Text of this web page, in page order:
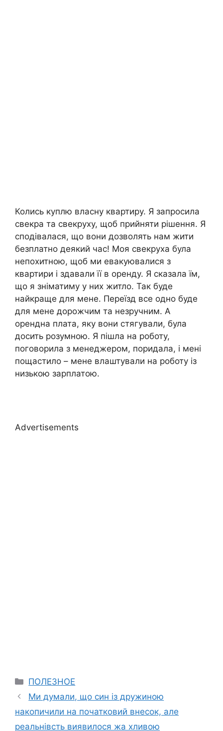
Колись куплю власну квартиру. Я запросила
свекра та свекруху, щоб прийняти рішення. Я
сподівалася, що вони дозволять нам жити
безплатно деякий час! Моя свекруха була
непохитною, щоб ми евакуювалися з
квартири і здавали її в оренду. Я сказала їм,
що я зніматиму у них житло. Так буде
найкраще для мене. Переїзд все одно буде
для мене дорожчим та незручним. А
орендна плата, яку вони стягували, була
досить розумною. Я пішла на роботу,
поговорила з менеджером, поридала, і мені
пощастило – мене влаштували на роботу із
низькою зарплатою.
Advertisements
Categories
ПОЛЕЗНОЕ
Ми думали, що син із дружиною
накопичили на початковий внесок, але
реальнівсть виявилося жа хливою